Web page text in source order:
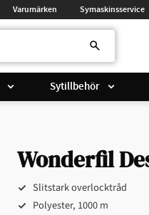
Varumärken Symaskinsservice
Sytillbehör
Wonderfil
Slitstark overlocktråd
Polyester, 1000 m